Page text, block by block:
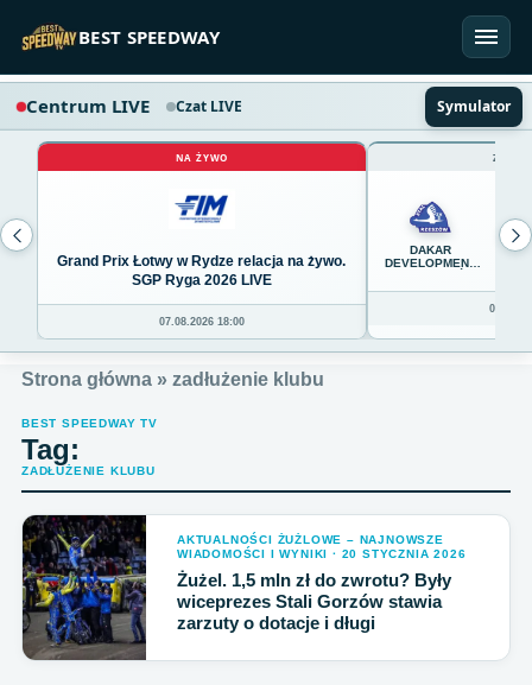
BEST SPEEDWAY
Centrum LIVE Czat LIVE Symulator
NA ŻYWO
Grand Prix Łotwy w Rydze relacja na żywo.
SGP Ryga 2026 LIVE
07.08.2026 18:00
DAKAR
DEVELOPMENT
45
Strona główna » zadłużenie klubu
BEST SPEEDWAY TV
Tag:
ZADŁUŻENIE KLUBU
AKTUALNOŚCI ŻUŻLOWE – NAJNOWSZE
WIADOMOŚCI I WYNIKI · 20 STYCZNIA 2026
Żużel. 1,5 mln zł do zwrotu? Były
wiceprezes Stali Gorzów stawia
zarzuty o dotacje i długi